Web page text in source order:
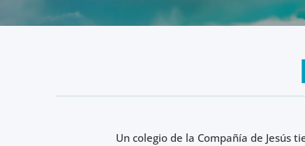
Un colegio de la Compañía de Jesús